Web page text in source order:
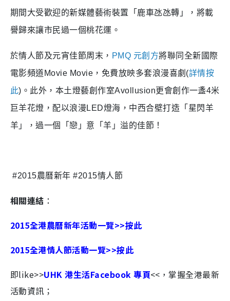
期間大受歡迎的新媒體藝術裝置「鹿車氹氹轉」，將載
譽歸來讓市民過一個桃花運。
於情人節及元宵佳節周末， PMQ 元創方將聯同全新國際
電影頻道Movie Movie ，免費放映多套浪漫喜劇 (詳情按
此) 。此外，本土燈藝創作室Avollusion更會創作一盞4米
巨羊花燈，配以浪漫 LED燈海，中西合壁打造「星閃羊
羊」，過一個「戀」意「羊」溢的佳節！
#2015農曆新年 #2015情人節
相關連結 ：
2015全港農曆新年活動一覽>>按此
2015全港情人節活動一覽>>按此
即like>>UHK 港生活Facebook 專頁<<，掌握全港最新
活動資訊；